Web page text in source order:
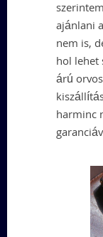
ajánlani
nem is,
hol lehet
árú
harminc